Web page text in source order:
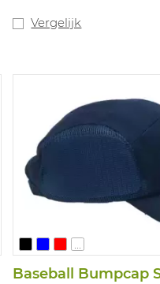
Vergelijk
...
Baseball Bumpcap